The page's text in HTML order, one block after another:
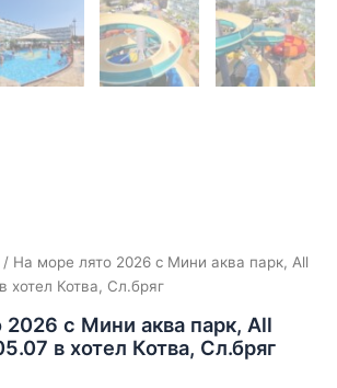
/ На море лято 2026 с Мини аква парк, All
хотел Котва, Сл.бряг
2026 с Мини аква парк, All
в хотел Котва, Сл.бряг